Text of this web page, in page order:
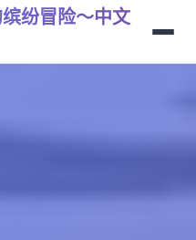
纷冒险～中文